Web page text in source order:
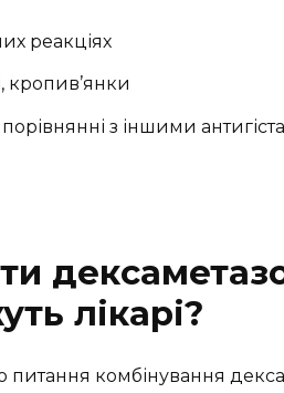
реакціях
кропив’янки
з іншими
лікарі?
питання комбінування